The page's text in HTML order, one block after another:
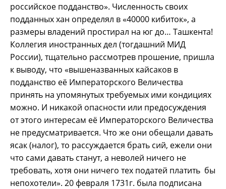
российское подданство». Численность своих
подданных хан определял в «40000 кибиток», а
размеры владений простирал на юг до… Ташкента!
Коллегия иностранных дел (тогдашний МИД
России), тщательно рассмотрев прошение, пришла
к выводу, что «вышеназванных кайсаков в
подданство её Императорского Величества
принять на упомянутых требуемых ими кондициях
можно. И никакой опасности или предосуждения
от этого интересам её Императорского Величества
не предусматривается. Что же они обещали давать
ясак (налог), то рассуждается брать сий, ежели они
что сами давать станут, а неволей ничего не
требовать, хотя они ничего тех податей платить бы
непохотели». 20 февраля 1731г. была подписана